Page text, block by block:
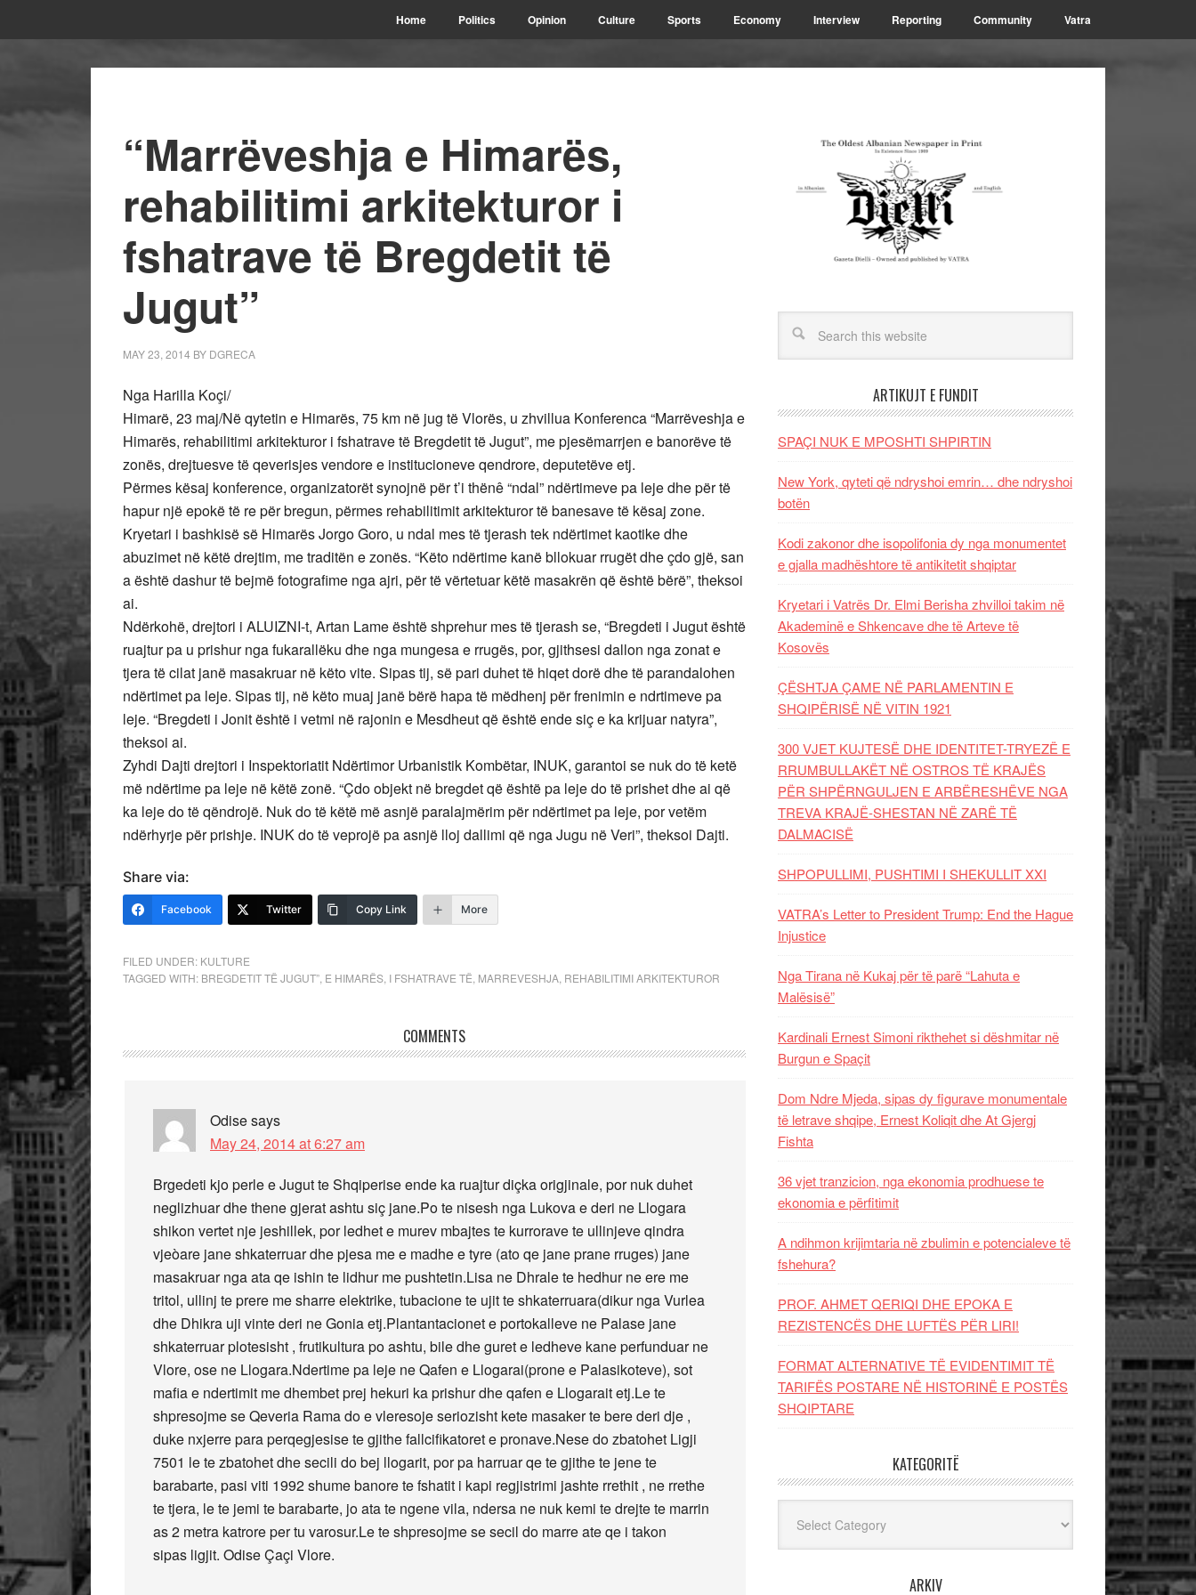
Home Politics Opinion Culture Sports Economy Interview Reporting Community Vatra
“Marrëveshja e Himarës,
rehabilitimi arkitekturor i
fshatrave të Bregdetit të
Jugut”
MAY 23, 2014 BY DGRECA
Nga Harilla Koçi/
Himarë, 23 maj/Në qytetin e Himarës, 75 km në jug të Vlorës, u zhvillua Konferenca “Marrëveshja e
Himarës, rehabilitimi arkitekturor i fshatrave të Bregdetit të Jugut”, me pjesëmarrjen e banorëve të
zonës, drejtuesve të qeverisjes vendore e institucioneve qendrore, deputetëve etj.
Përmes kësaj konference, organizatorët synojnë për t’i thënê “ndal” ndërtimeve pa leje dhe për të
hapur një epokë të re për bregun, përmes rehabilitimit arkitekturor të banesave të kësaj zone.
Kryetari i bashkisë së Himarës Jorgo Goro, u ndal mes të tjerash tek ndërtimet kaotike dhe
abuzimet në këtë drejtim, me traditën e zonës. “Këto ndërtime kanë bllokuar rrugët dhe çdo gjë, san
a është dashur të bejmë fotografime nga ajri, për të vërtetuar këtë masakrën që është bërë”, theksoi
ai.
Ndërkohë, drejtori i ALUIZNI-t, Artan Lame është shprehur mes të tjerash se, “Bregdeti i Jugut është
ruajtur pa u prishur nga fukarallëku dhe nga mungesa e rrugës, por, gjithsesi dallon nga zonat e
tjera të cilat janë masakruar në këto vite. Sipas tij, së pari duhet të hiqet dorë dhe të parandalohen
ndërtimet pa leje. Sipas tij, në këto muaj janë bërë hapa të mëdhenj për frenimin e ndrtimeve pa
leje. “Bregdeti i Jonit është i vetmi në rajonin e Mesdheut që është ende siç e ka krijuar natyra”,
theksoi ai.
Zyhdi Dajti drejtori i Inspektoriatit Ndërtimor Urbanistik Kombëtar, INUK, garantoi se nuk do të ketë
më ndërtime pa leje në këtë zonë. “Çdo objekt në bregdet që është pa leje do të prishet dhe ai që
ka leje do të qëndrojë. Nuk do të këtë më asnjë paralajmërim për ndërtimet pa leje, por vetëm
ndërhyrje për prishje. INUK do të veprojë pa asnjë lloj dallimi që nga Jugu në Veri”, theksoi Dajti.
Share via:
Facebook Twitter Copy Link More
FILED UNDER: KULTURE
TAGGED WITH: BREGDETIT TË JUGUT” E HIMARËS I FSHATRAVE TË MARREVESHJA REHABILITIMI ARKITEKTUROR
COMMENTS
Odisesays
May 24, 2014 at 6:27 am
Brgedeti kjo perle e Jugut te Shqiperise ende ka ruajtur diçka origjinale, por nuk duhet
neglizhuar dhe thene gjerat ashtu siç jane.Po te nisesh nga Lukova e deri ne Llogara
shikon vertet nje jeshillek, por ledhet e murev mbajtes te kurrorave te ullinjeve qindra
vjeòare jane shkaterruar dhe pjesa me e madhe e tyre (ato qe jane prane rruges) jane
masakruar nga ata qe ishin te lidhur me pushtetin.Lisa ne Dhrale te hedhur ne ere me
tritol, ullinj te prere me sharre elektrike, tubacione te ujit te shkaterruara(dikur nga Vurlea
dhe Dhikra uji vinte deri ne Gonia etj.Plantantacionet e portokalleve ne Palase jane
shkaterruar plotesisht , frutikultura po ashtu, bile dhe guret e ledheve kane perfunduar ne
Vlore, ose ne Llogara.Ndertime pa leje ne Qafen e Llogarai(prone e Palasikoteve), sot
mafia e ndertimit me dhembet prej hekuri ka prishur dhe qafen e Llogarait etj.Le te
shpresojme se Qeveria Rama do e vleresoje seriozisht kete masaker te bere deri dje ,
duke nxjerre para perqegjesise te gjithe fallcifikatoret e pronave.Nese do zbatohet Ligji
7501 le te zbatohet dhe secili do bej llogarit, por pa harruar qe te gjithe te jene te
barabarte, pasi viti 1992 shume banore te fshatit i kapi regjistrimi jashte rrethit , ne rrethe
te tjera, le te jemi te barabarte, jo ata te ngene vila, ndersa ne nuk kemi te drejte te marrin
as 2 metra katrore per tu varosur.Le te shpresojme se secil do marre ate qe i takon
sipas ligjit. Odise Çaçi Vlore.
ARTIKUJT E FUNDIT
SPAÇI NUK E MPOSHTI SHPIRTIN
New York, qyteti që ndryshoi emrin… dhe ndryshoi
botën
Kodi zakonor dhe isopolifonia dy nga monumentet
e gjalla madhështore të antikitetit shqiptar
Kryetari i Vatrës Dr. Elmi Berisha zhvilloi takim në
Akademinë e Shkencave dhe të Arteve të
Kosovës
ÇËSHTJA ÇAME NË PARLAMENTIN E
SHQIPËRISË NË VITIN 1921
300 VJET KUJTESË DHE IDENTITET-TRYEZË E
RRUMBULLAKËT NË OSTROS TË KRAJËS
PËR SHPËRNGULJEN E ARBËRESHËVE NGA
TREVA KRAJË-SHESTAN NË ZARË TË
DALMACISË
SHPOPULLIMI, PUSHTIMI I SHEKULLIT XXI
VATRA’s Letter to President Trump: End the Hague
Injustice
Nga Tirana në Kukaj për të parë “Lahuta e
Malësisë”
Kardinali Ernest Simoni rikthehet si dëshmitar në
Burgun e Spaçit
Dom Ndre Mjeda, sipas dy figurave monumentale
të letrave shqipe, Ernest Koliqit dhe At Gjergj
Fishta
36 vjet tranzicion, nga ekonomia prodhuese te
ekonomia e përfitimit
A ndihmon krijimtaria në zbulimin e potencialeve të
fshehura?
PROF. AHMET QERIQI DHE EPOKA E
REZISTENCЁS DHE LUFTЁS PЁR LIRI!
FORMAT ALTERNATIVE TË EVIDENTIMIT TË
TARIFËS POSTARE NË HISTORINË E POSTËS
SHQIPTARE
KATEGORITË
ARKIV